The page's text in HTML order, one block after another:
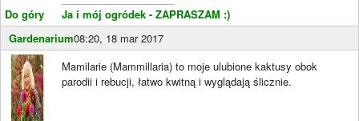
Do góry
Ja i mój ogródek - ZAPRASZAM :)
Gardenarium08:20, 18 mar 2017
Mamilarie (Mammillaria) to moje ulubione kaktusy obok
parodii i rebucji, łatwo kwitną i wyglądają ślicznie.